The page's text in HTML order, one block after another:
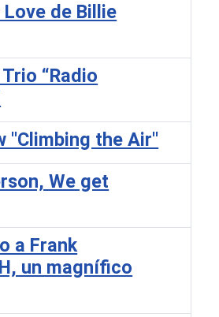
de Billie
“Radio
''Climbing the Air''
We get
a Frank
un magnífico